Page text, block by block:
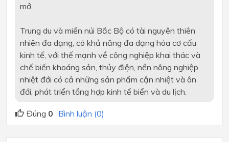
mở.
Trung du và miền núi Bắc Bộ có tài nguyên thiên
nhiên đa dạng, có khả năng đa dạng hóa cơ cấu
kinh tế, với thế mạnh về công nghiệp khai thác và
chế biến khoáng sản, thủy điện, nền nông nghiệp
nhiệt đới có cả những sản phẩm cận nhiệt và ôn
đới, phát triển tổng hợp kinh tế biển và du lịch.
Đúng 0 Bình luận (0)